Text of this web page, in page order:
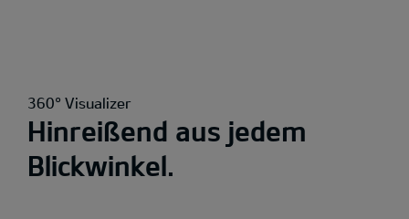
360° Visualizer
Hinreißend aus jedem
Blickwinkel.